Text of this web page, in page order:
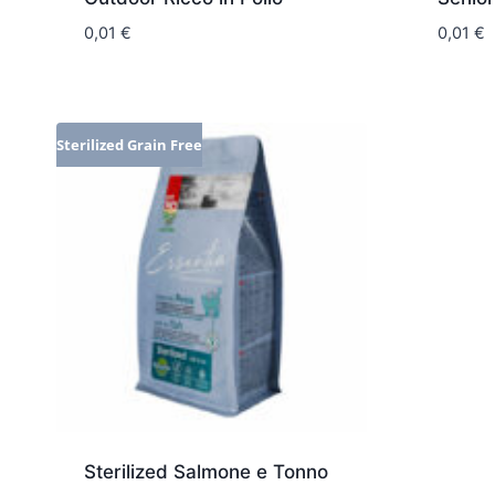
0,01 € 0,01 €
Sterilized Grain Free
Sterilized Salmone e Tonno